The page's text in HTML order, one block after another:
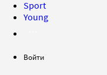
Sport
Young
Войти